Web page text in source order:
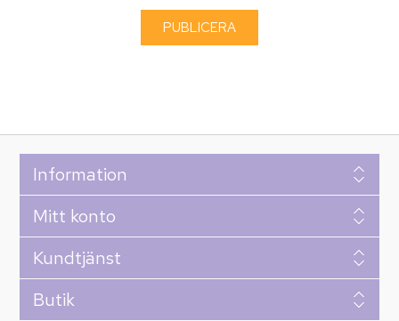
Information
Mitt konto
Kundtjänst
Butik